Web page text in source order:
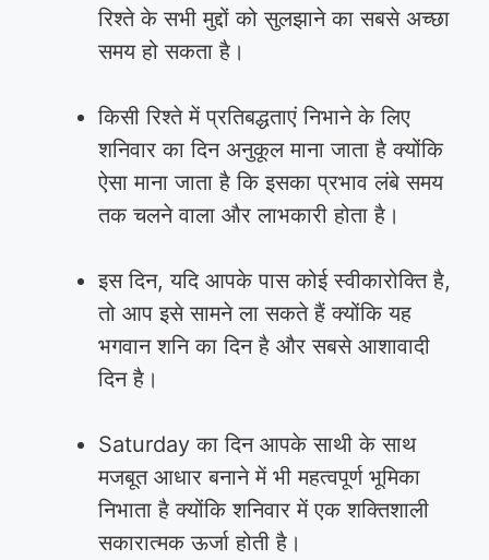
रिश्ते के सभी मुद्दों को सुलझाने का सबसे अच्छा
समय हो सकता है।
किसी रिश्ते में प्रतिबद्धताएं निभाने के लिए
शनिवार का दिन अनुकूल माना जाता है क्योंकि
ऐसा माना जाता है कि इसका प्रभाव लंबे समय
तक चलने वाला और लाभकारी होता है।
इस दिन, यदि आपके पास कोई स्वीकारोक्ति है,
तो आप इसे सामने ला सकते हैं क्योंकि यह
भगवान शनि का दिन है और सबसे आशावादी
दिन है।
Saturday का दिन आपके साथी के साथ
मजबूत आधार बनाने में भी महत्वपूर्ण भूमिका
निभाता है क्योंकि शनिवार में एक शक्तिशाली
सकारात्मक ऊर्जा होती है।